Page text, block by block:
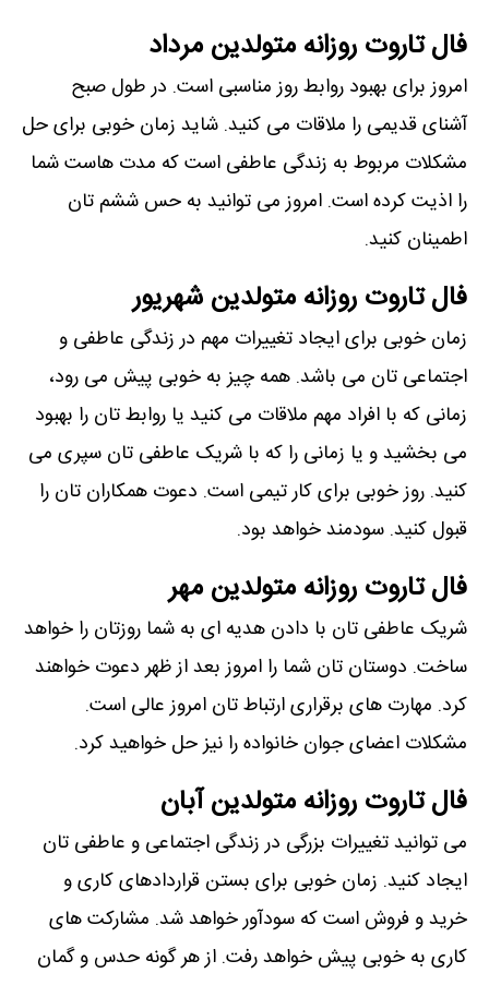
فال تاروت روزانه متولدین مرداد
امروز برای بهبود روابط روز مناسبی است. در طول صبح
آشنای قدیمی را ملاقات می کنید. شاید زمان خوبی برای حل
مشکلات مربوط به زندگی عاطفی است که مدت هاست شما
را اذیت کرده است. امروز می توانید به حس ششم تان
اطمینان کنید.
فال تاروت روزانه متولدین شهریور
زمان خوبی برای ایجاد تغییرات مهم در زندگی عاطفی و
اجتماعی تان می باشد. همه چیز به خوبی پیش می رود،
زمانی که با افراد مهم ملاقات می کنید یا روابط تان را بهبود
می بخشید و یا زمانی را که با شریک عاطفی تان سپری می
کنید. روز خوبی برای کار تیمی است. دعوت همکاران تان را
قبول کنید. سودمند خواهد بود.
فال تاروت روزانه متولدین مهر
شریک عاطفی تان با دادن هدیه ای به شما روزتان را خواهد
ساخت. دوستان تان شما را امروز بعد از ظهر دعوت خواهند
کرد. مهارت های برقراری ارتباط تان امروز عالی است.
مشکلات اعضای جوان خانواده را نیز حل خواهید کرد.
فال تاروت روزانه متولدین آبان
می توانید تغییرات بزرگی در زندگی اجتماعی و عاطفی تان
ایجاد کنید. زمان خوبی برای بستن قراردادهای کاری و
خرید و فروش است که سودآور خواهد شد. مشارکت های
کاری به خوبی پیش خواهد رفت. از هر گونه حدس و گمان